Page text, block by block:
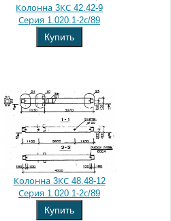
Колонна 3КС 42.42-9
Серия 1.020.1-2с/89
Купить
Колонна 3КС 48.48-12
Серия 1.020.1-2с/89
Купить